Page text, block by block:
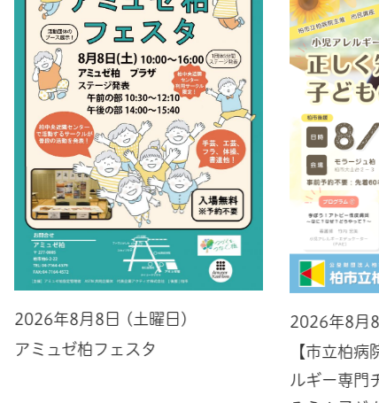
2026年8月8日 (土曜日)
アミュゼ柏フェスタ
2026年8月
【市立柏病
ルギー専門